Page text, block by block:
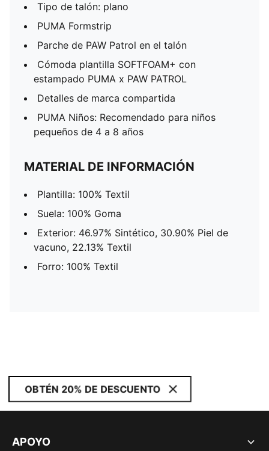
Tipo de talón: plano
PUMA Formstrip
Parche de PAW Patrol en el talón
Cómoda plantilla SOFTFOAM+ con
estampado PUMA x PAW PATROL
Detalles de marca compartida
PUMA Niños: Recomendado para niños
pequeños de 4 a 8 años
MATERIAL DE INFORMACIÓN
Plantilla: 100% Textil
Suela: 100% Goma
Exterior: 46.97% Sintético, 30.90% Piel de
vacuno, 22.13% Textil
Forro: 100% Textil
OBTÉN 20% DE DESCUENTO
APOYO